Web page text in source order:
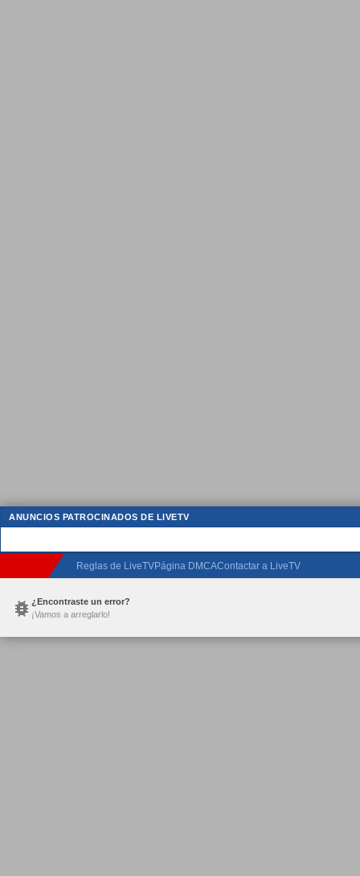
ANUNCIOS PATROCINADOS DE LIVETV
Reglas de LiveTVPágina DMCAContactar a LiveTV
¿Encontraste un error?
¡Vamos a arreglarlo!